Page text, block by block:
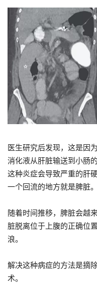
医生研究后发现，这是因
消化液从肝脏输送到小肠
这种炎症会导致严重的肝
一个回流的地方就是脾脏。
随着时间推移，脾脏会越
脏脱离位于上腹的正确位
浪。
解决这种病症的方法是摘
术。